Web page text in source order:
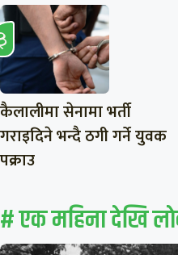
कैलालीमा सेनामा भर्ती
गराइदिने भन्दै ठगी गर्ने युवक
पक्राउ
# एक महिना देखि